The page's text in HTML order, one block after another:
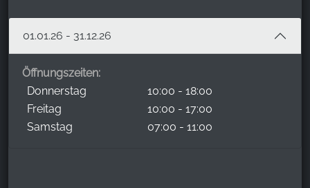
01.01.26 - 31.12.26
Öffnungszeiten:
Donnerstag
10:00 - 18:00
Freitag
10:00 - 17:00
Samstag
07:00 - 11:00